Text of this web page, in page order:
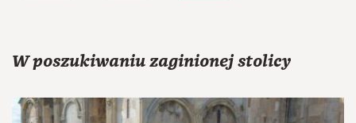
W poszukiwaniu zaginionej stolicy